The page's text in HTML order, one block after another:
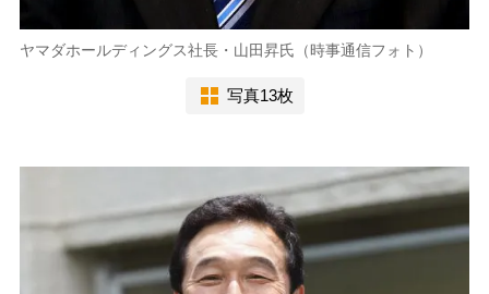
ヤマダホールディングス社長・山田昇氏（時事通信フォト）
写真13枚